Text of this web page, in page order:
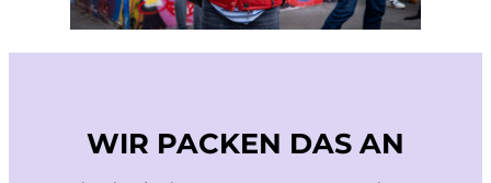
WIR PACKEN DAS AN